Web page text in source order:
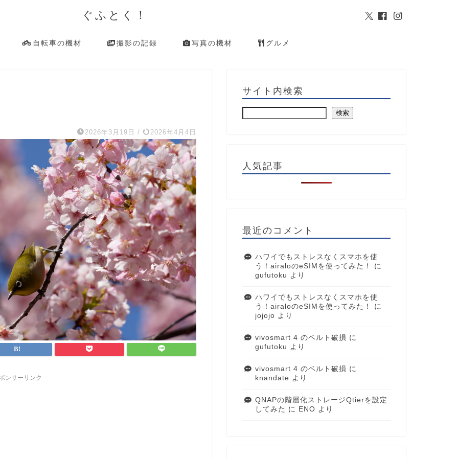
ぐふとく！
自転車の機材 撮影の記録 写真の機材 グルメ
2026年3月19日 / 2026年4月4日
ンサーリンク
サイト内検索
検索
人気記事
最近のコメント
ハワイでもストレスなくスマホを使
う！airaloのeSIMを使ってみた！
に
gufutoku より
ハワイでもストレスなくスマホを使
う！airaloのeSIMを使ってみた！
に
jojojo より
vivosmart 4 のベルト破損 に
gufutoku より
vivosmart 4 のベルト破損 に
knandate より
QNAPの階層化ストレージQtierを設定
してみた に ENO より